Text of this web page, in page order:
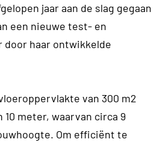
jaar aan de slag gegaan
een nieuwe test- en
door haar ontwikkelde
van 300 m2
meter, waarvan circa 9
Om efficiënt te